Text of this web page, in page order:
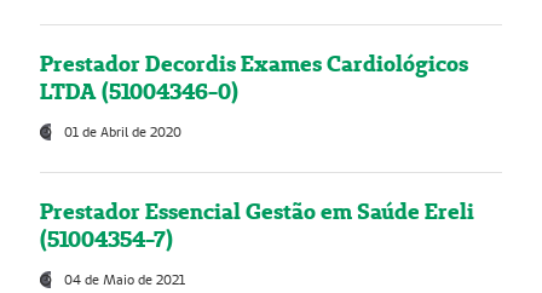
Prestador Decordis Exames Cardiológicos
LTDA (51004346-0)
01 de Abril de 2020
Prestador Essencial Gestão em Saúde Ereli
(51004354-7)
04 de Maio de 2021